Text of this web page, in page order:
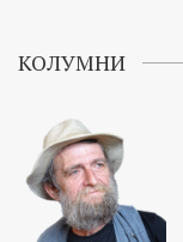
КОЛУМНИ